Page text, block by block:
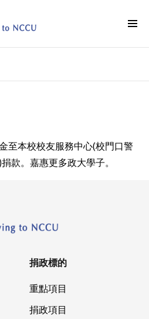
至本校校友服務中心(校門口警
款。嘉惠更多政大學子。
捐政標的
重點項目
捐政項目